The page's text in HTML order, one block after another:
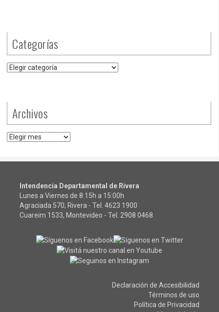
Categorías
Categorías
Archivos
Archivos
Intendencia Departamental de Rivera
Lunes a Viernes de 8:15h a 15:00h
Agraciada 570, Rivera - Tel. 4623 1900
Cuareim 1533, Montevideo - Tel. 2908 0468
Declaración de Accesibilidad
Términos de uso
Política de Privacidad